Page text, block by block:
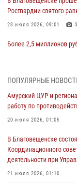
Росгвардии святого
28 июля 2026, 09:01 3
Более 2,5 миллионов
Росгвардии Амурской
27 июля 2026, 06:28
охраны
23 июля 2026, 07:49
Амурчане смогут узнать
ПОПУЛЯРНЫЕ
Амурский ЦУР и
работу по
20 июля 2026, 01:05
В Благовещенске
Координационного
деятельности при
21 июля 2026, 01:10